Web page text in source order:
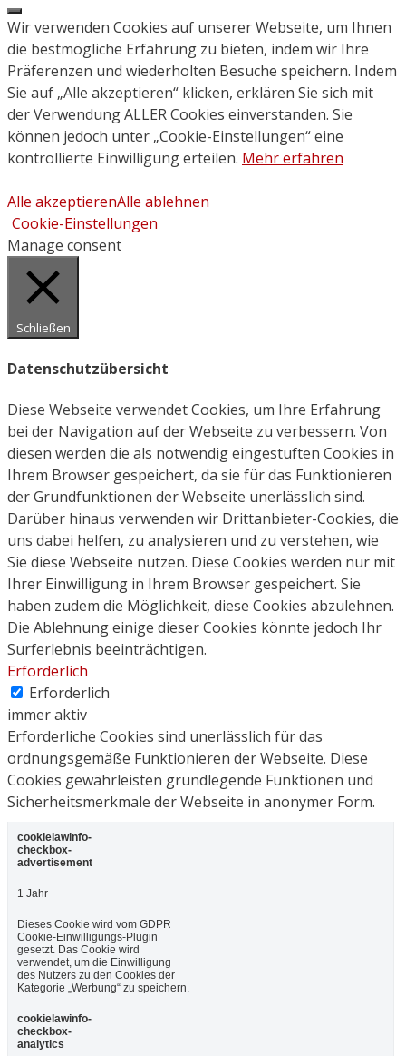
Close
Wir verwenden Cookies auf unserer Webseite, um Ihnen
die bestmögliche Erfahrung zu bieten, indem wir Ihre
Präferenzen und wiederholten Besuche speichern. Indem
Sie auf „Alle akzeptieren“ klicken, erklären Sie sich mit
der Verwendung ALLER Cookies einverstanden. Sie
können jedoch unter „Cookie-Einstellungen“ eine
kontrollierte Einwilligung erteilen. Mehr erfahren
Alle akzeptierenAlle ablehnen
Cookie-Einstellungen
Manage consent
Schließen
Datenschutzübersicht
Diese Webseite verwendet Cookies, um Ihre Erfahrung
bei der Navigation auf der Webseite zu verbessern. Von
diesen werden die als notwendig eingestuften Cookies in
Ihrem Browser gespeichert, da sie für das Funktionieren
der Grundfunktionen der Webseite unerlässlich sind.
Darüber hinaus verwenden wir Drittanbieter-Cookies, die
uns dabei helfen, zu analysieren und zu verstehen, wie
Sie diese Webseite nutzen. Diese Cookies werden nur mit
Ihrer Einwilligung in Ihrem Browser gespeichert. Sie
haben zudem die Möglichkeit, diese Cookies abzulehnen.
Die Ablehnung einige dieser Cookies könnte jedoch Ihr
Surferlebnis beeinträchtigen.
Erforderlich
Erforderlich
immer aktiv
Erforderliche Cookies sind unerlässlich für das
ordnungsgemäße Funktionieren der Webseite. Diese
Cookies gewährleisten grundlegende Funktionen und
Sicherheitsmerkmale der Webseite in anonymer Form.
cookielawinfo-
checkbox-
advertisement
1 Jahr
Dieses Cookie wird vom GDPR
Cookie-Einwilligungs-Plugin
gesetzt. Das Cookie wird
verwendet, um die Einwilligung
des Nutzers zu den Cookies der
Kategorie „Werbung“ zu speichern.
cookielawinfo-
checkbox-
analytics